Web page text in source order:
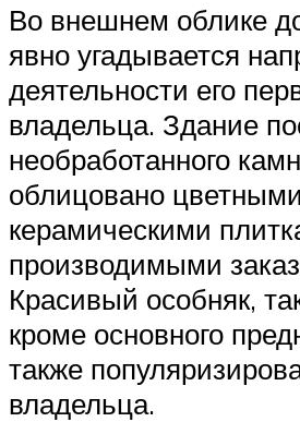
Во внешнем облике
явно угадывается
деятельности его
владельца. Здание
необработанного
облицовано цветными
керамическими
производимыми
Красивый особняк,
кроме основного
также
владельца.